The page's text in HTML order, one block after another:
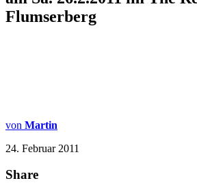
Flumserberg
von Martin
24. Februar 2011
Share